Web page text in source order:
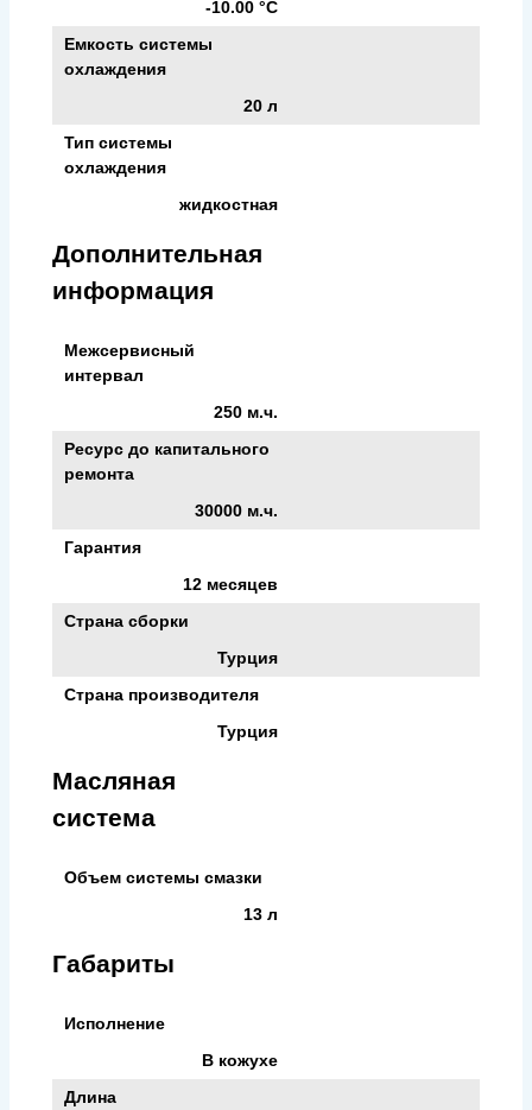
-10.00 °С
Емкость системы
охлаждения
20 л
Тип системы
охлаждения
жидкостная
Дополнительная
информация
Межсервисный
интервал
250 м.ч.
Ресурс до капитального
ремонта
30000 м.ч.
Гарантия
12 месяцев
Страна сборки
Турция
Страна производителя
Турция
Масляная
система
Объем системы смазки
13 л
Габариты
Исполнение
В кожухе
Длина